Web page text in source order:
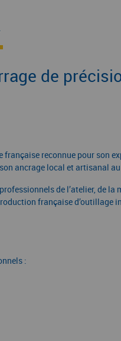
de
française reconnue pour
ancrage local et artisanal
de l’atelier, de
française d’outillage
: